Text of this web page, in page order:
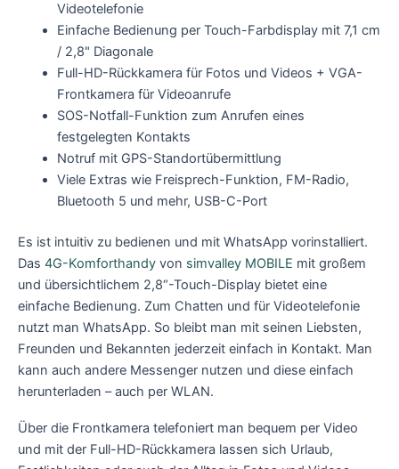
Videotelefonie
Einfache Bedienung per Touch-Farbdisplay mit 7,1 cm
/ 2,8" Diagonale
Full-HD-Rückkamera für Fotos und Videos + VGA-
Frontkamera für Videoanrufe
SOS-Notfall-Funktion zum Anrufen eines
festgelegten Kontakts
Notruf mit GPS-Standortübermittlung
Viele Extras wie Freisprech-Funktion, FM-Radio,
Bluetooth 5 und mehr, USB-C-Port
Es ist intuitiv zu bedienen und mit WhatsApp vorinstalliert.
Das 4G-Komforthandy von simvalley MOBILE mit großem
und übersichtlichem 2,8“-Touch-Display bietet eine
einfache Bedienung. Zum Chatten und für Videotelefonie
nutzt man WhatsApp. So bleibt man mit seinen Liebsten,
Freunden und Bekannten jederzeit einfach in Kontakt. Man
kann auch andere Messenger nutzen und diese einfach
herunterladen – auch per WLAN.
Über die Frontkamera telefoniert man bequem per Video
und mit der Full-HD-Rückkamera lassen sich Urlaub,